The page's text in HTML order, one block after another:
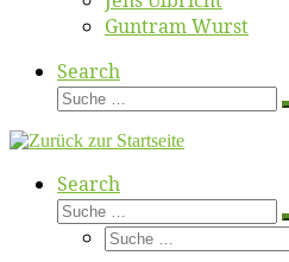
Gun­tram Wurst
Search
Suche
Search
Suche
Suche